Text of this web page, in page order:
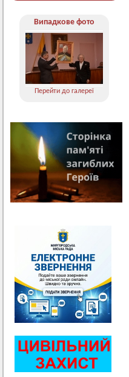
Випадкове фото
Перейти до галереї